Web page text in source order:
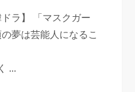
ラ】 「マスクガー
夢は芸能人になるこ
...